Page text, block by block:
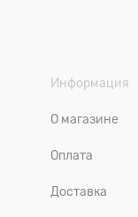
Информация
О магазине
Оплата
Доставка